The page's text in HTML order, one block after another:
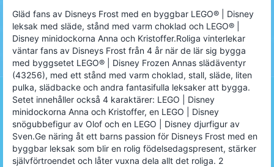
Gläd fans av Disneys Frost med en byggbar LEGO® | Disney
leksak med släde, stånd med varm choklad och LEGO® |
Disney minidockorna Anna och Kristoffer.Roliga vinterlekar
väntar fans av Disneys Frost från 4 år när de lär sig bygga
med byggsetet LEGO® | Disney Frozen Annas slädäventyr
(43256), med ett stånd med varm choklad, stall, släde, liten
pulka, slädbacke och andra fantasifulla leksaker att bygga.
Setet innehåller också 4 karaktärer: LEGO | Disney
minidockorna Anna och Kristoffer, en LEGO | Disney
snögubbefigur av Olof och en LEGO | Disney djurfigur av
Sven.Ge näring åt ett barns passion för Disneys Frost med en
byggbar leksak som blir en rolig födelsedagspresent, stärker
självförtroendet och låter vuxna dela allt det roliga. 2